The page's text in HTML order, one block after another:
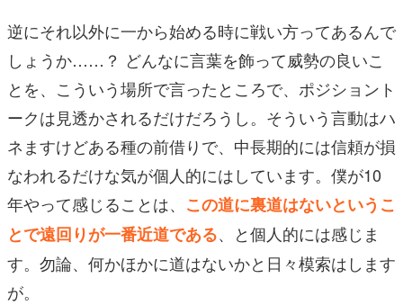
逆にそれ以外に一から始める時に戦い方ってあるんで
しょうか……？ どんなに言葉を飾って威勢の良いこ
とを、こういう場所で言ったところで、ポジショント
ークは見透かされるだけだろうし。そういう言動はハ
ネますけどある種の前借りで、中長期的には信頼が損
なわれるだけな気が個人的にはしています。僕が10
年やって感じることは、 この道に裏道はないというこ
とで遠回りが一番近道である、と個人的には感じま
す。勿論、何かほかに道はないかと日々模索はします
が。